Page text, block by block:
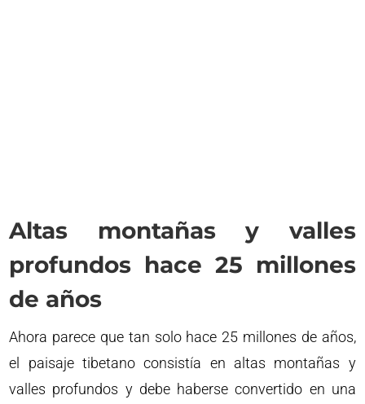
Altas montañas y valles
profundos hace 25 millones
de años
Ahora parece que tan solo hace 25 millones de años,
el paisaje tibetano consistía en altas montañas y
valles profundos y debe haberse convertido en una